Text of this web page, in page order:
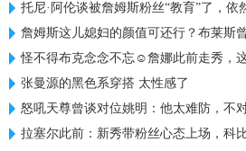
托尼·阿伦谈被詹姆斯粉丝“教育”了，依
詹姆斯这儿媳妇的颜值可还行？布莱斯
怪不得布克念念不忘☺️詹娜此前走秀，
张曼源的黑色系穿搭 太性感了
怒吼天尊曾谈对位姚明：他太难防，不对
拉塞尔此前：新秀带粉丝心态上场，科比